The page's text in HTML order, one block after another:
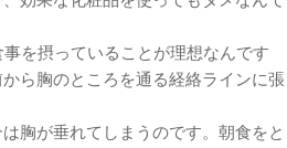
を摂っていることが理想なんです
ら胸のところを通る経絡ラインに張
胸が垂れてしまうのです。朝食をと